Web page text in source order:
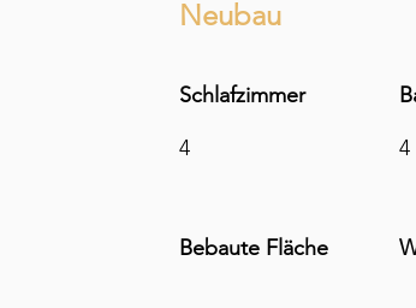
Neubau
Schlafzimmer
4
Bebaute Fläche
4